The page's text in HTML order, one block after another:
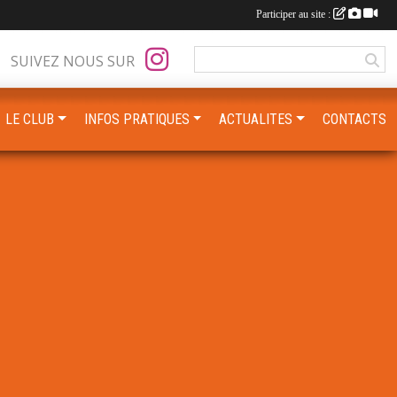
SUIVEZ NOUS SUR
LE CLUB INFOS PRATIQUES ACTUALITES CONTACTS
Participer au site :